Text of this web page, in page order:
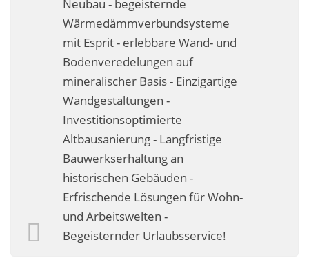
Rostoptik
Tapezierarbeiten
Wandbegrünungen
Wärmedämmung / WDVS
Service ›
Entspannter Urlaubsservice
Business-Lösungen
Premium-Lösungen
Neubau - begeisternde
Wärmedämmverbundsysteme
mit Esprit - erlebbare Wand- und
Bodenveredelungen auf
mineralischer Basis - Einzigartige
Wandgestaltungen -
Investitionsoptimierte
Altbausanierung - Langfristige
Bauwerkserhaltung an
historischen Gebäuden -
Erfrischende Lösungen für Wohn-
und Arbeitswelten -
Begeisternder Urlaubsservice!